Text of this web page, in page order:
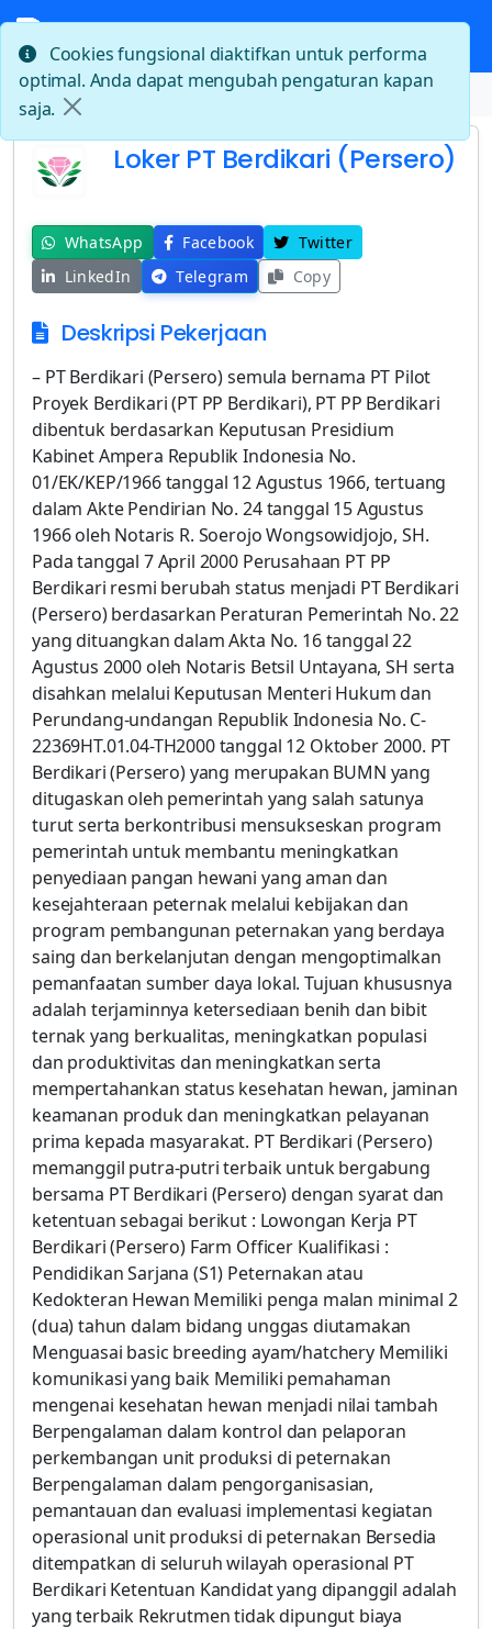
Beranda Loker PT Berdikari (Persero)
Loker PT Berdikari (Persero)
WhatsApp Facebook
Twitter
LinkedIn
Telegram Copy
Deskripsi Pekerjaan
– PT Berdikari (Persero) semula bernama PT Pilot
Proyek Berdikari (PT PP Berdikari), PT PP Berdikari
dibentuk berdasarkan Keputusan Presidium
Kabinet Ampera Republik Indonesia No.
01/EK/KEP/1966 tanggal 12 Agustus 1966, tertuang
dalam Akte Pendirian No. 24 tanggal 15 Agustus
1966 oleh Notaris R. Soerojo Wongsowidjojo, SH.
Pada tanggal 7 April 2000 Perusahaan PT PP
Berdikari resmi berubah status menjadi PT Berdikari
(Persero) berdasarkan Peraturan Pemerintah No. 22
yang dituangkan dalam Akta No. 16 tanggal 22
Agustus 2000 oleh Notaris Betsil Untayana, SH serta
disahkan melalui Keputusan Menteri Hukum dan
Perundang-undangan Republik Indonesia No. C-
22369HT.01.04-TH2000 tanggal 12 Oktober 2000. PT
Berdikari (Persero) yang merupakan BUMN yang
ditugaskan oleh pemerintah yang salah satunya
turut serta berkontribusi mensukseskan program
pemerintah untuk membantu meningkatkan
penyediaan pangan hewani yang aman dan
kesejahteraan peternak melalui kebijakan dan
program pembangunan peternakan yang berdaya
saing dan berkelanjutan dengan mengoptimalkan
pemanfaatan sumber daya lokal. Tujuan khususnya
adalah terjaminnya ketersediaan benih dan bibit
ternak yang berkualitas, meningkatkan populasi
dan produktivitas dan meningkatkan serta
mempertahankan status kesehatan hewan, jaminan
keamanan produk dan meningkatkan pelayanan
prima kepada masyarakat. PT Berdikari (Persero)
memanggil putra-putri terbaik untuk bergabung
bersama PT Berdikari (Persero) dengan syarat dan
ketentuan sebagai berikut : Lowongan Kerja PT
Berdikari (Persero) Farm Officer Kualifikasi :
Pendidikan Sarjana (S1) Peternakan atau
Kedokteran Hewan Memiliki penga malan minimal 2
(dua) tahun dalam bidang unggas diutamakan
Menguasai basic breeding ayam/hatchery Memiliki
komunikasi yang baik Memiliki pemahaman
mengenai kesehatan hewan menjadi nilai tambah
Berpengalaman dalam kontrol dan pelaporan
perkembangan unit produksi di peternakan
Berpengalaman dalam pengorganisasian,
pemantauan dan evaluasi implementasi kegiatan
operasional unit produksi di peternakan Bersedia
ditempatkan di seluruh wilayah operasional PT
Berdikari Ketentuan Kandidat yang dipanggil adalah
yang terbaik Rekrutmen tidak dipungut biaya
Cookies fungsional diaktifkan untuk performa
optimal. Anda dapat mengubah pengaturan kapan
saja.